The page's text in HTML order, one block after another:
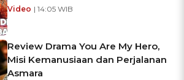
Video | 14:05 WIB
Review Drama You Are My Hero,
Misi Kemanusiaan dan Perjalanan
Asmara